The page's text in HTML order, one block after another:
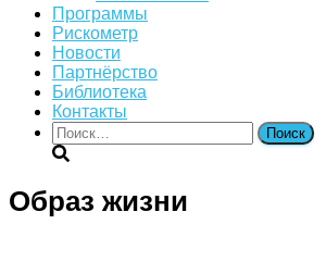
Программы
Рискометр
Новости
Партнёрство
Библиотека
Контакты
Найти:
Образ жизни